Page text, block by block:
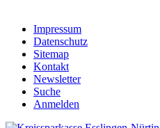
Impressum
Datenschutz
Sitemap
Kontakt
Newsletter
Suche
Anmelden